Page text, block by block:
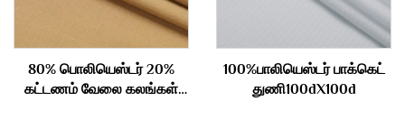
80% பொலியெஸ்டர் 20%
கட்டணம் வேலை கலங்கள்
100%பாலியெஸ்டர் பாக்கெட்
துணி100dX100d